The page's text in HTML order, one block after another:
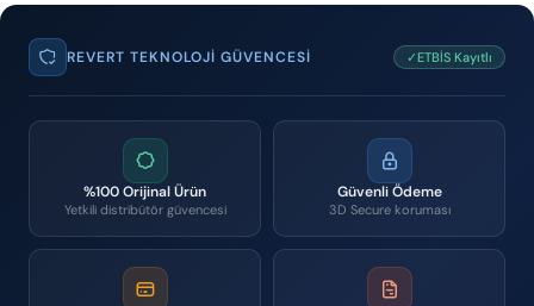
REVERT TEKNOLOJI GÜVENCESI ✓ETBİS Kayıtlı
%100 Orijinal Ürün
Yetkili distribütör güvencesi
Güvenli Ödeme
3D Secure koruması